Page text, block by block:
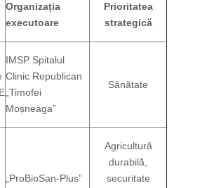
Organizația
executoare
Prioritatea
strategică
IMSP Spitalul
Clinic Republican
„Timofei
Moșneaga”
Sănătate
„ProBioSan-Plus”
Agricultură
durabilă,
securitate